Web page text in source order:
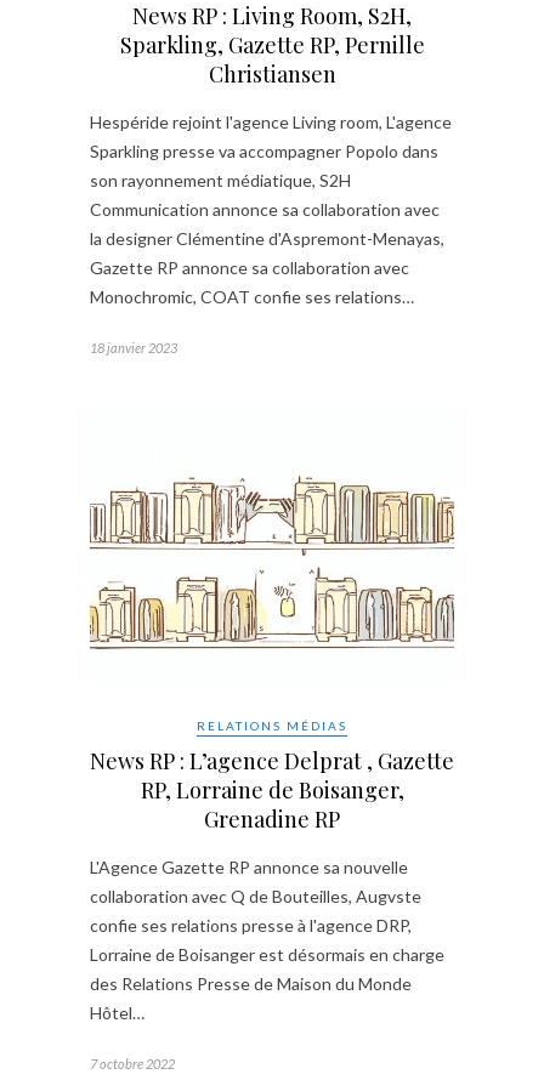
News RP : Living Room, S2H,
Sparkling, Gazette RP, Pernille
Christiansen
Hespéride rejoint l'agence Living room, L'agence
Sparkling presse va accompagner Popolo dans
son rayonnement médiatique, S2H
Communication annonce sa collaboration avec
la designer Clémentine d'Aspremont-Menayas,
Gazette RP annonce sa collaboration avec
Monochromic, COAT confie ses relations…
18 janvier 2023
RELATIONS MÉDIAS
News RP : L’agence Delprat , Gazette
RP, Lorraine de Boisanger,
Grenadine RP
L'Agence Gazette RP annonce sa nouvelle
collaboration avec Q de Bouteilles, Augvste
confie ses relations presse à l'agence DRP,
Lorraine de Boisanger est désormais en charge
des Relations Presse de Maison du Monde
Hôtel…
7 octobre 2022